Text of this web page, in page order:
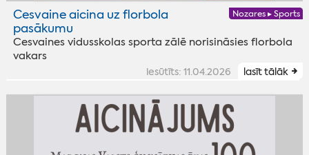
Nozares ▸ Sports
Cesvaine aicina uz florbola
pasākumu
Cesvaines vidusskolas sporta zālē norisināsies florbola
vakars
iesūtīts: 11.04.2026 lasīt tālāk